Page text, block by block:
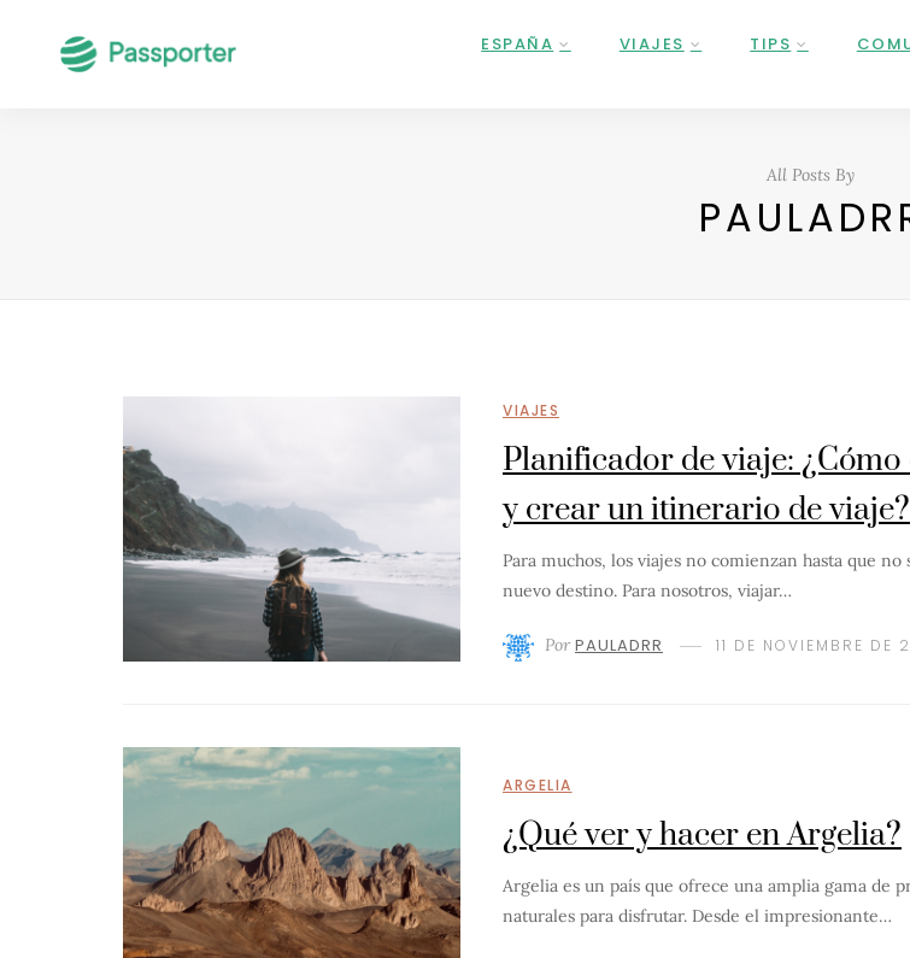
ESPAÑA VIAJES TIPS
All Posts By
VIAJES
Planificador de viaje:
y crear un itinerario de viaje?
Para muchos, los viajes no comienzan hasta que no
nuevo destino. Para nosotros, viajar…
Por PAULADRR 11 DE NOVIEMBRE DE
ARGELIA
¿Qué ver y hacer en Argelia?
Argelia es un país que ofrece una amplia gama de
naturales para disfrutar. Desde el impresionante…